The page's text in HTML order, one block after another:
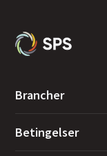
Brancher
Betingelser